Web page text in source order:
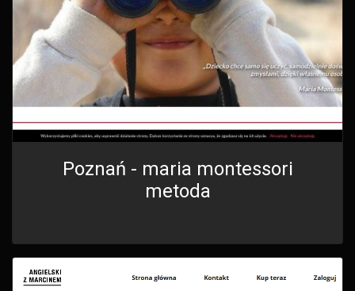
Poznań - maria montessori
metoda